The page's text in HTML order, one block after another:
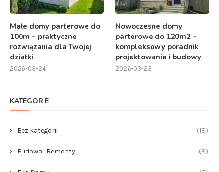
Małe domy parterowe do
100m – praktyczne
rozwiązania dla Twojej
działki
2026-03-24
Nowoczesne domy
parterowe do 120m2 –
kompleksowy poradnik
projektowania i budowy
2026-03-23
KATEGORIE
Bez kategorii (18)
Budowa i Remonty (8)